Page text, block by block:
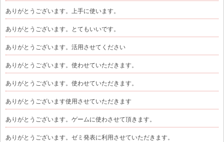
ありがとうございます。上手に使います。
ありがとうございます。とてもいいです。
ありがとうございます。活用させてください
ありがとうございます。使わせていただきます。
ありがとうございます。使わせていただきます。
ありがとうございます使用させていただきます
ありがとうございます。ゲームに使わさせて頂きます。
ありがとうございます。ゼミ発表に利用させていただきます。